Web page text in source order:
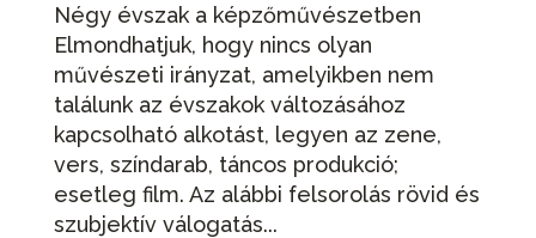
Négy évszak a képzőművészetben
Elmondhatjuk, hogy nincs olyan
művészeti irányzat, amelyikben nem
találunk az évszakok változásához
kapcsolható alkotást, legyen az zene,
vers, színdarab, táncos produkció;
esetleg film. Az alábbi felsorolás rövid és
szubjektív válogatás...